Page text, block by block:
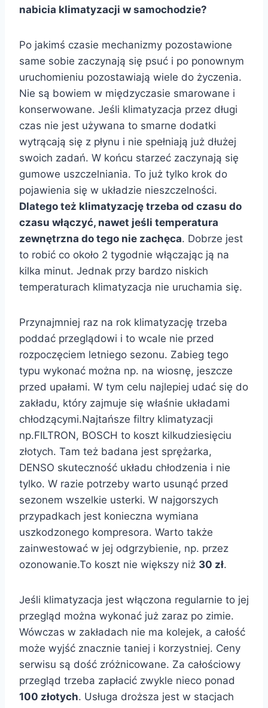
nabicia klimatyzacji w samochodzie?
Po jakimś czasie mechanizmy pozostawione
same sobie zaczynają się psuć i po ponownym
uruchomieniu pozostawiają wiele do życzenia.
Nie są bowiem w międzyczasie smarowane i
konserwowane. Jeśli klimatyzacja przez długi
czas nie jest używana to smarne dodatki
wytrącają się z płynu i nie spełniają już dłużej
swoich zadań. W końcu starzeć zaczynają się
gumowe uszczelniania. To już tylko krok do
pojawienia się w układzie nieszczelności.
Dlatego też klimatyzację trzeba od czasu do
czasu włączyć, nawet jeśli temperatura
zewnętrzna do tego nie zachęca. Dobrze jest
to robić co około 2 tygodnie włączając ją na
kilka minut. Jednak przy bardzo niskich
temperaturach klimatyzacja nie uruchamia się.
Przynajmniej raz na rok klimatyzację trzeba
poddać przeglądowi i to wcale nie przed
rozpoczęciem letniego sezonu. Zabieg tego
typu wykonać można np. na wiosnę, jeszcze
przed upałami. W tym celu najlepiej udać się do
zakładu, który zajmuje się właśnie układami
chłodzącymi.Najtańsze filtry klimatyzacji
np.FILTRON, BOSCH to koszt kilkudziesięciu
złotych. Tam też badana jest sprężarka,
DENSO skuteczność układu chłodzenia i nie
tylko. W razie potrzeby warto usunąć przed
sezonem wszelkie usterki. W najgorszych
przypadkach jest konieczna wymiana
uszkodzonego kompresora. Warto także
zainwestować w jej odgrzybienie, np. przez
ozonowanie.To koszt nie większy niż 30 zł.
Jeśli klimatyzacja jest włączona regularnie to jej
przegląd można wykonać już zaraz po zimie.
Wówczas w zakładach nie ma kolejek, a całość
może wyjść znacznie taniej i korzystniej. Ceny
serwisu są dość zróżnicowane. Za całościowy
przegląd trzeba zapłacić zwykle nieco ponad
100 złotych. Usługa droższa jest w stacjach